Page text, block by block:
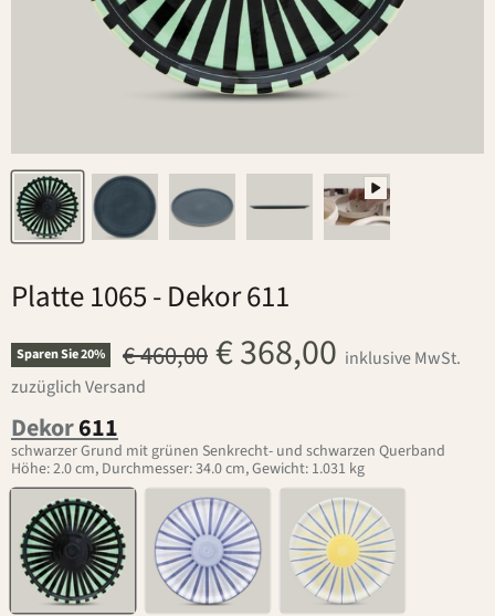
Platte 1065- Dekor 611
Sparen Sie20% Ursprünglicher Preis
€ 460,00 € 368,00 inklusive MwSt.
zuzüglich Versand
Dekor611
schwarzer Grund mit grünen Senkrecht- und schwarzen Querband
Höhe: 2.0 cm, Durchmesser: 34.0 cm, Gewicht: 1.031 kg